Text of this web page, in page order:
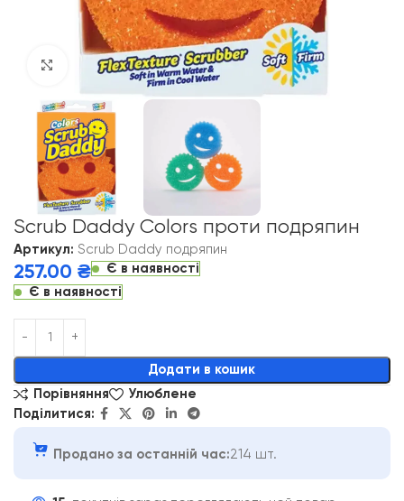
Click to enlarge
Scrub Daddy Colors проти подряпин
Артикул: Scrub Daddy подряпин
257.00 ₴
Є в наявності
Є в наявності
Додати в кошик
Alternative:
Порівняння
Улюблене
Поділитися:
Продано за останній час:214 шт.